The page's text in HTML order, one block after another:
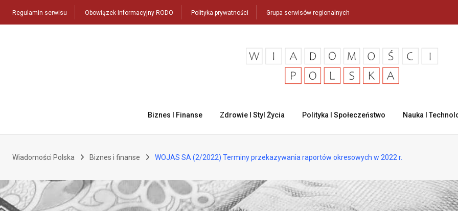
Regulamin serwisu Obowiązek Informacyjny RODO Polityka prywatności Grupa serwisów regionalnych
Biznes I Finanse Zdrowie I Styl Życia Polityka I Społeczeństwo Nauka I
Wiadomości Polska Biznes i finanse WOJAS SA (2/2022) Terminy przekazywania raportów okresowych w 2022 r.